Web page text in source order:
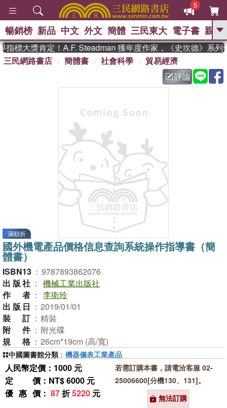
5
GO
熱搜： 東野圭吾 、 高希均教授回憶錄
父親節 、 花開錦
方念華 、 台灣的
群喵 、 臺灣漫遊錄
暢銷榜 新品 中文 外文 簡體 三民東大 電子書 親子
標大獎肯定！A.F. Steadman 獲年度作家，《史坎德》系列
三民網路書店
簡體書 社會科學
貿易經濟
評論
滿額折
國外機電產品價格信息查詢系統操作指導書（簡
體書）
ISBN13 ： 9787893862076
出版社 ： 機械工業出版社
作者 ： 李衛玲
出版日 ： 2019/01/01
裝訂 ： 精裝
附件 ： 附光碟
規格 ： 26cm*19cm (高/寬)
人民幣定價：1000 元
定價 ：NT$ 6000 元
優惠價 ： 87折5220 元
若需訂購本書，請電洽客服 02-
25006600[分機130、131]。
無法訂購
中國圖書館分類 ： 機器儀表工業產品